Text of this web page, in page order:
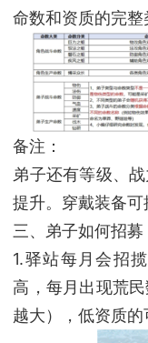
命数和资质的完整
备注：
弟子还有等级、
提升。穿戴装备可
三、弟子如何招募
1.驿站每月会招
高，每月出现荒
越大），低资质的